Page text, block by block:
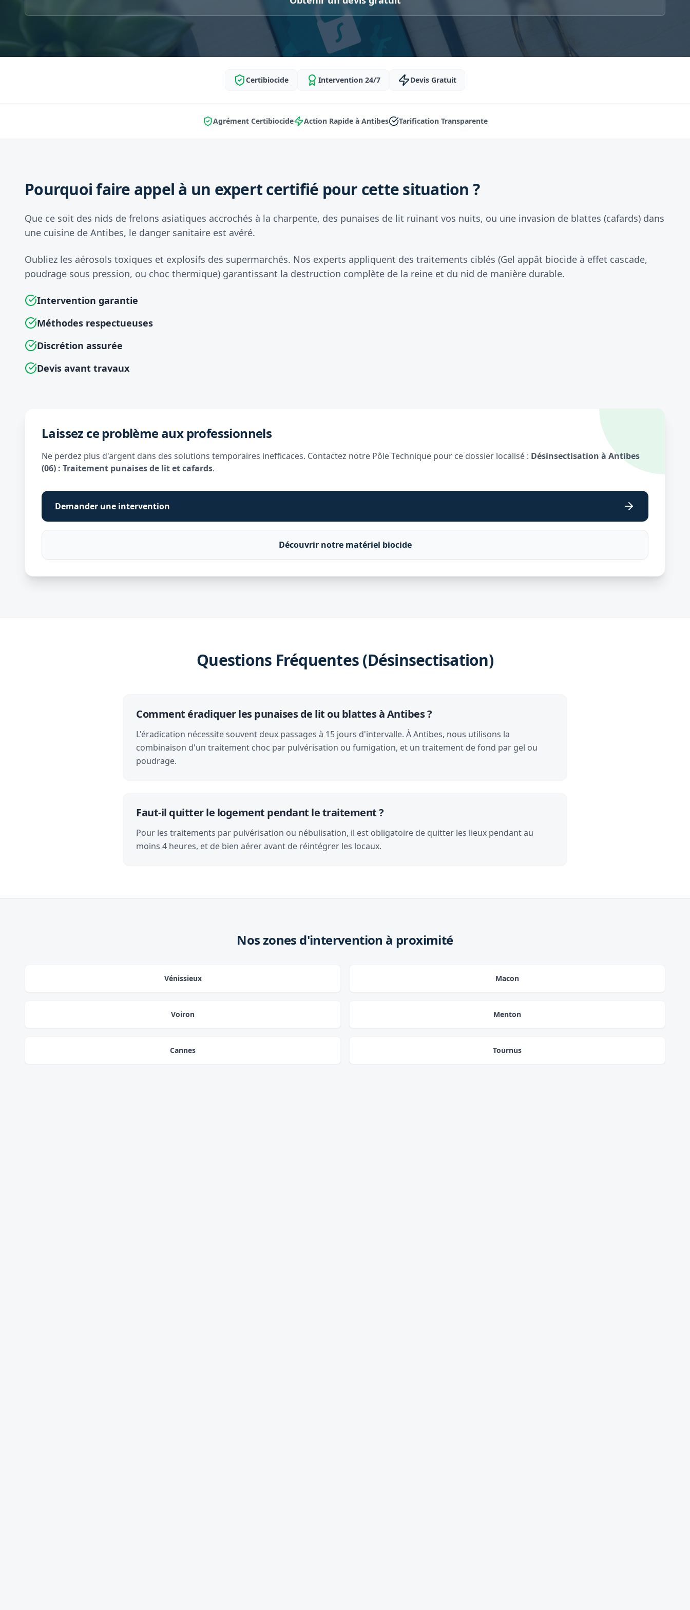
Certibiocide Intervention 24/7 Devis Gratuit
Agrément Certibiocide Action Rapide à Antibes Tarification Transparente
Pourquoi faire appel à un expert certifié pour cette situation ?
Que ce soit des nids de frelons asiatiques accrochés à la charpente, des punaises de lit ruinant vos nuits, ou une invasion de blattes (cafards) dans
une cuisine de Antibes, le danger sanitaire est avéré.
Oubliez les aérosols toxiques et explosifs des supermarchés. Nos experts appliquent des traitements ciblés (Gel appât biocide à effet cascade,
poudrage sous pression, ou choc thermique) garantissant la destruction complète de la reine et du nid de manière durable.
Intervention garantie
Méthodes respectueuses
Discrétion assurée
Devis avant travaux
Laissez ce problème aux professionnels
Ne perdez plus d'argent dans des solutions temporaires inefficaces. Contactez notre Pôle Technique pour ce dossier localisé : Désinsectisation à Antibes
(06) : Traitement punaises de lit et cafards.
Demander une intervention
Découvrir notre matériel biocide
Questions Fréquentes (Désinsectisation)
Comment éradiquer les punaises de lit ou blattes à Antibes ?
L'éradication nécessite souvent deux passages à 15 jours d'intervalle. À Antibes, nous utilisons la
combinaison d'un traitement choc par pulvérisation ou fumigation, et un traitement de fond par gel ou
poudrage.
Faut-il quitter le logement pendant le traitement ?
Pour les traitements par pulvérisation ou nébulisation, il est obligatoire de quitter les lieux pendant au
moins 4 heures, et de bien aérer avant de réintégrer les locaux.
Nos zones d'intervention à proximité
Vénissieux Macon
Voiron Menton
Cannes Tournus